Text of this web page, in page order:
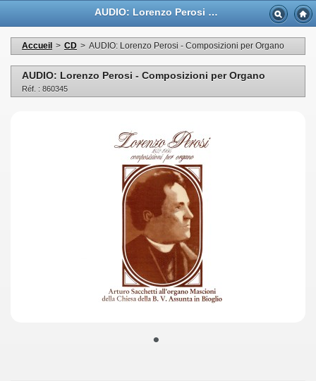
AUDIO: Lorenzo Perosi - Composizioni per Organo - Casa Musicale Eco
Accueil > CD > AUDIO: Lorenzo Perosi - Composizioni per Organo
AUDIO: Lorenzo Perosi - Composizioni per Organo
Réf. : 860345
•